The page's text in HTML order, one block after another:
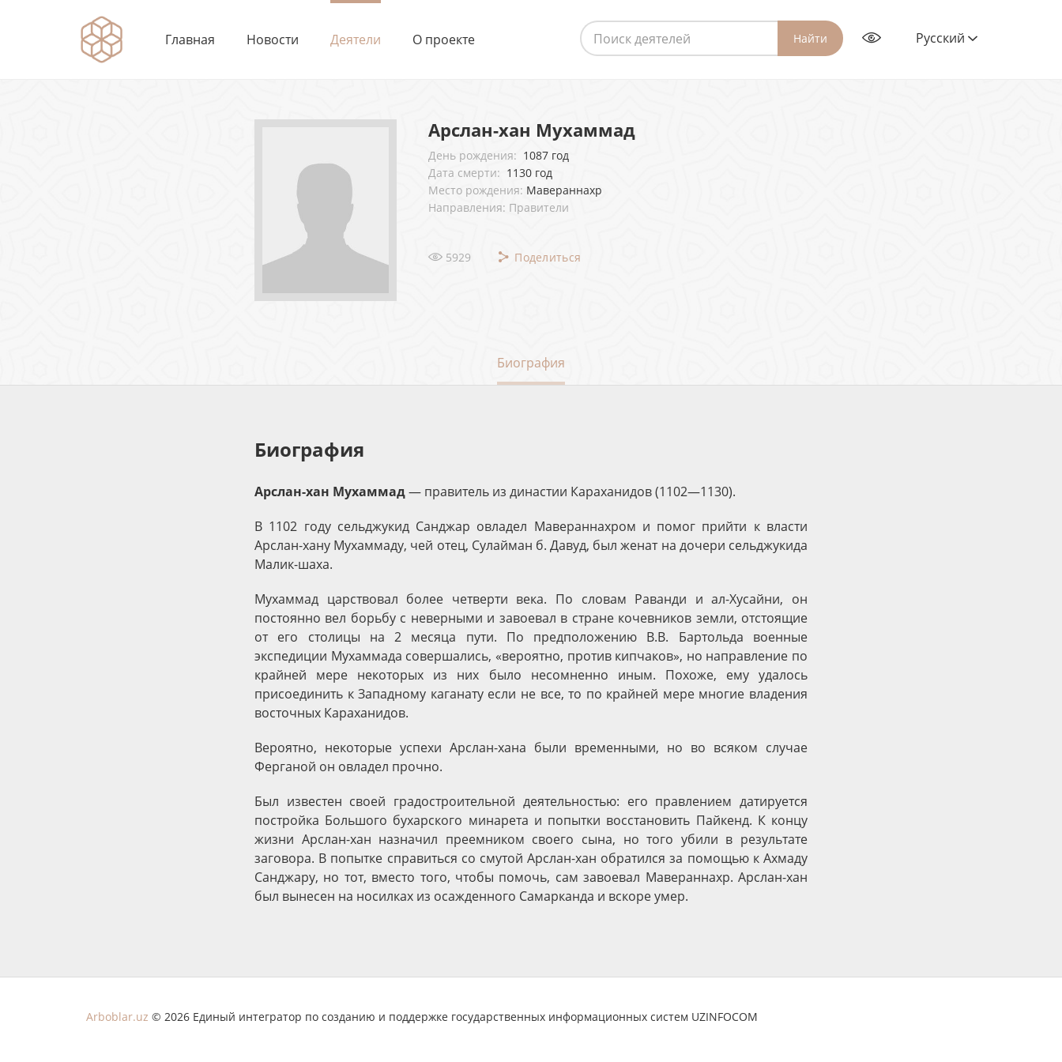
Главная Новости Деятели О проекте Найти Русский
Арслан-хан Мухаммад
День рождения: 1087 год
Дата смерти: 1130 год
Место рождения: Мавераннахр
Направления: Правители
5929 Поделиться
Биография
Биография
Арслан-хан Мухаммад— правитель из династии Караханидов (1102—1130).
В 1102 году сельджукид Санджар овладел Мавераннахром и помог прийти к власти
Арслан-хану Мухаммаду, чей отец, Сулайман б. Давуд, был женат на дочери сельджукида
Малик-шаха.
Мухаммад царствовал более четверти века. По словам Раванди и ал-Хусайни, он
постоянно вел борьбу с неверными и завоевал в стране кочевников земли, отстоящие
от его столицы на 2 месяца пути. По предположению В.В. Бартольда военные
экспедиции Мухаммада совершались, «вероятно, против кипчаков», но направление по
крайней мере некоторых из них было несомненно иным. Похоже, ему удалось
присоединить к Западному каганату если не все, то по крайней мере многие владения
восточных Караханидов.
Вероятно, некоторые успехи Арслан-хана были временными, но во всяком случае
Ферганой он овладел прочно.
Был известен своей градостроительной деятельностью: его правлением датируется
постройка Большого бухарского минарета и попытки восстановить Пайкенд. К концу
жизни Арслан-хан назначил преемником своего сына, но того убили в результате
заговора. В попытке справиться со смутой Арслан-хан обратился за помощью к Ахмаду
Санджару, но тот, вместо того, чтобы помочь, сам завоевал Мавераннахр. Арслан-хан
был вынесен на носилках из осажденного Самарканда и вскоре умер.
Arboblar.uz © 2026 Единый интегратор по созданию и поддержке государственных информационных систем UZINFOCOM